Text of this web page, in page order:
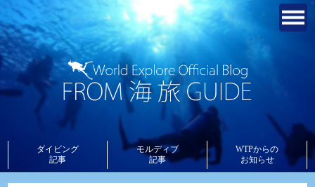
ダイビング
記事
モルディブ
記事
WTPからの
お知らせ